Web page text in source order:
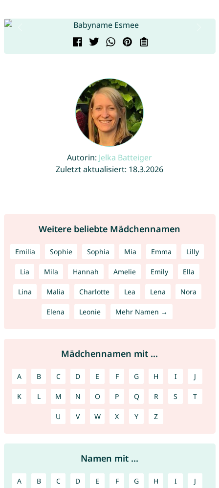
Autorin: Jelka Batteiger
Zuletzt aktualisiert: 18.3.2026
Weitere beliebte Mädchennamen
Emilia Sophie Sophia Mia Emma Lilly
Lia Mila Hannah Amelie Emily Ella
Lina Malia Charlotte Lea Lena Nora
Elena Leonie Mehr Namen →
Mädchennamen mit ...
A B C D E F G H I J
K L M N O P Q R S T
U V W X Y Z
Namen mit ...
A B C D E F G H I J